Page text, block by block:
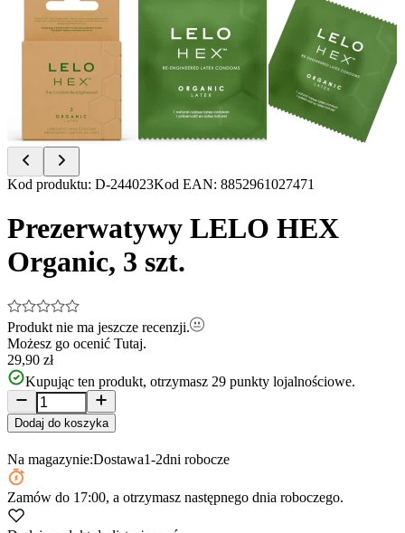
Item
of
Kod produktu: D-244023Kod EAN: 8852961027471
Prezerwatywy LELO HEX
Organic, 3 szt.
Produkt nie ma jeszcze recenzji.
Możesz go ocenić Tutaj.
29,90 zł
Kupując ten produkt, otrzymasz 29 punkty lojalnościowe.
Dodaj do koszyka
Na magazynie:Dostawa1-2dni robocze
Zamów do 17:00, a otrzymasz następnego dnia roboczego.